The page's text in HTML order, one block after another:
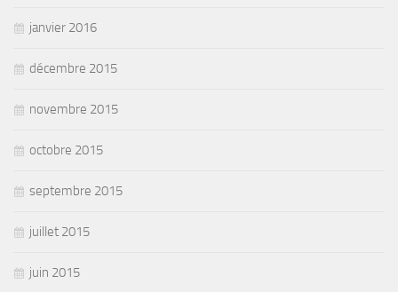
janvier 2016
décembre 2015
novembre 2015
octobre 2015
septembre 2015
juillet 2015
juin 2015